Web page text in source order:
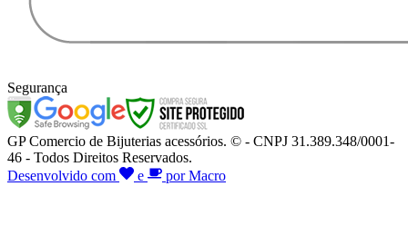
Segurança
GP Comercio de Bijuterias acessórios. © - CNPJ 31.389.348/0001-
46 - Todos Direitos Reservados.
Desenvolvido com
e por Macro